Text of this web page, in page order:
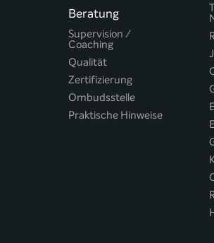
Beratung
Supervision /
Coaching
Qualität
Zertifizierung
Ombudsstelle
Praktische Hinweise